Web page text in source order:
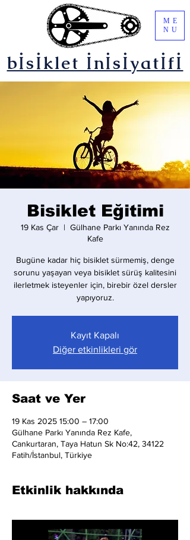
bİsİklet İnİsİyatİfİ
ME
NU
Bisiklet Eğitimi
19 Kas Çar
  |
Gülhane Parkı Yanında Rez
Kafe
Bugüne kadar hiç bisiklet sürmemiş, denge
sorunu yaşayan veya bisiklet sürüş kalitesini
ilerletmek isteyenler için, birebir özel dersler
yapıyoruz.
Kayıt Kapalı
Diğer etkinlikleri gör
Saat ve Yer
19 Kas 2025 15:00 – 17:00
Gülhane Parkı Yanında Rez Kafe,
Cankurtaran, Taya Hatun Sk No:42, 34122
Fatih/İstanbul, Türkiye
Etkinlik hakkında